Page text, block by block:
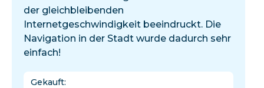
der gleichbleibenden
Internetgeschwindigkeit beeindruckt. Die
Navigation in der Stadt wurde dadurch sehr
einfach!
Gekauft: